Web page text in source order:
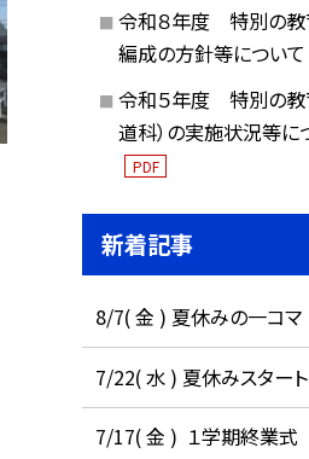
令和８年度 特別の教
編成の方針等について
令和５年度 特別の教
道科）の実施状況等に
PDF
新着記事
8/7( 金 ) 夏休みの一コマ
7/22( 水 ) 夏休みスタート
7/17( 金 ) １学期終業式